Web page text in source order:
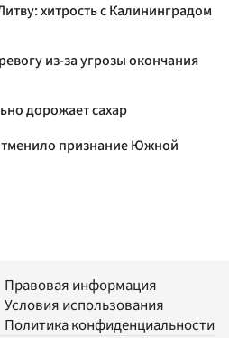
хитрость с Калининградом
из-за угрозы окончания
дорожает сахар
признание Южной
Правовая информация
Условия использования
Политика конфиденциальности